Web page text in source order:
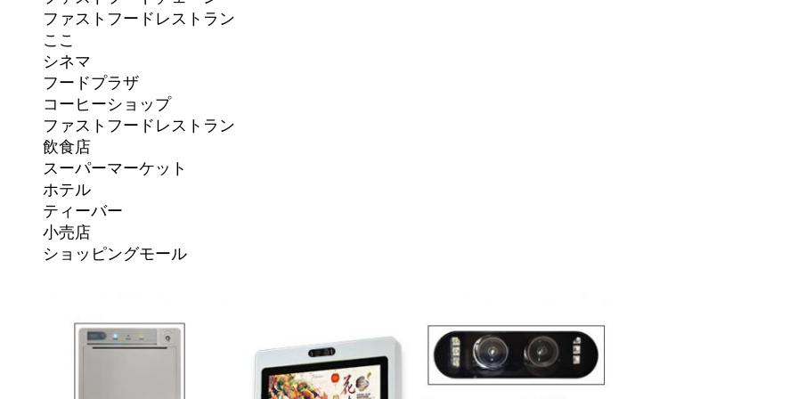
ファストフードレストラン
ここ
シネマ
フードプラザ
コー​​ヒーショップ
ファストフードレストラン
飲食店
スーパーマーケット
ホテル
ティーバー
小売店
ショッピングモール